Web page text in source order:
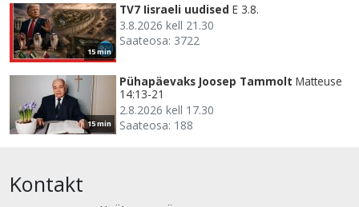
15 min
TV7 Iisraeli uudised E 3.8.
3.8.2026 kell 21.30
Saateosa: 3722
15 min
Pühapäevaks Joosep Tammolt Matteuse
14:13-21
2.8.2026 kell 17.30
Saateosa: 188
Kontakt